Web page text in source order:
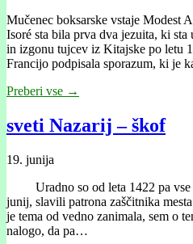
Mučenec boksarske vstaje Modest
Isoré sta bila prva dva jezuita, ki
in izgonu tujcev iz Kitajske po letu
Francijo podpisala sporazum, ki je
Preberi vse →
sveti Nazarij – škof
19. junija
Uradno so od leta 1422 pa vse
junij, slavili patrona zaščitnika
je tema od vedno zanimala, sem o
nalogo, da pa…